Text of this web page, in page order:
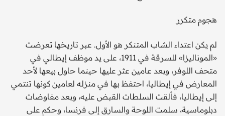
هجوم متكرر
لم يكن اعتداء الشاب المتنكر هو الأول. عبر تاريخها تعرضت
«الموناليزا» للسرقة في 1911، على يد موظف إيطالي في
متحف اللوفر، وبعد عامين عثر عليها حينما حاول بيعها لأحد
المعارض في إيطاليا، احتفظ بها في منزله لعامين كونها تنتمي
إلى إيطاليا، فألقت السلطات القبض عليه، وبعد مفاوضات
دبلوماسية، سلمت اللوحة والسارق إلى فرنسا، وحكم على